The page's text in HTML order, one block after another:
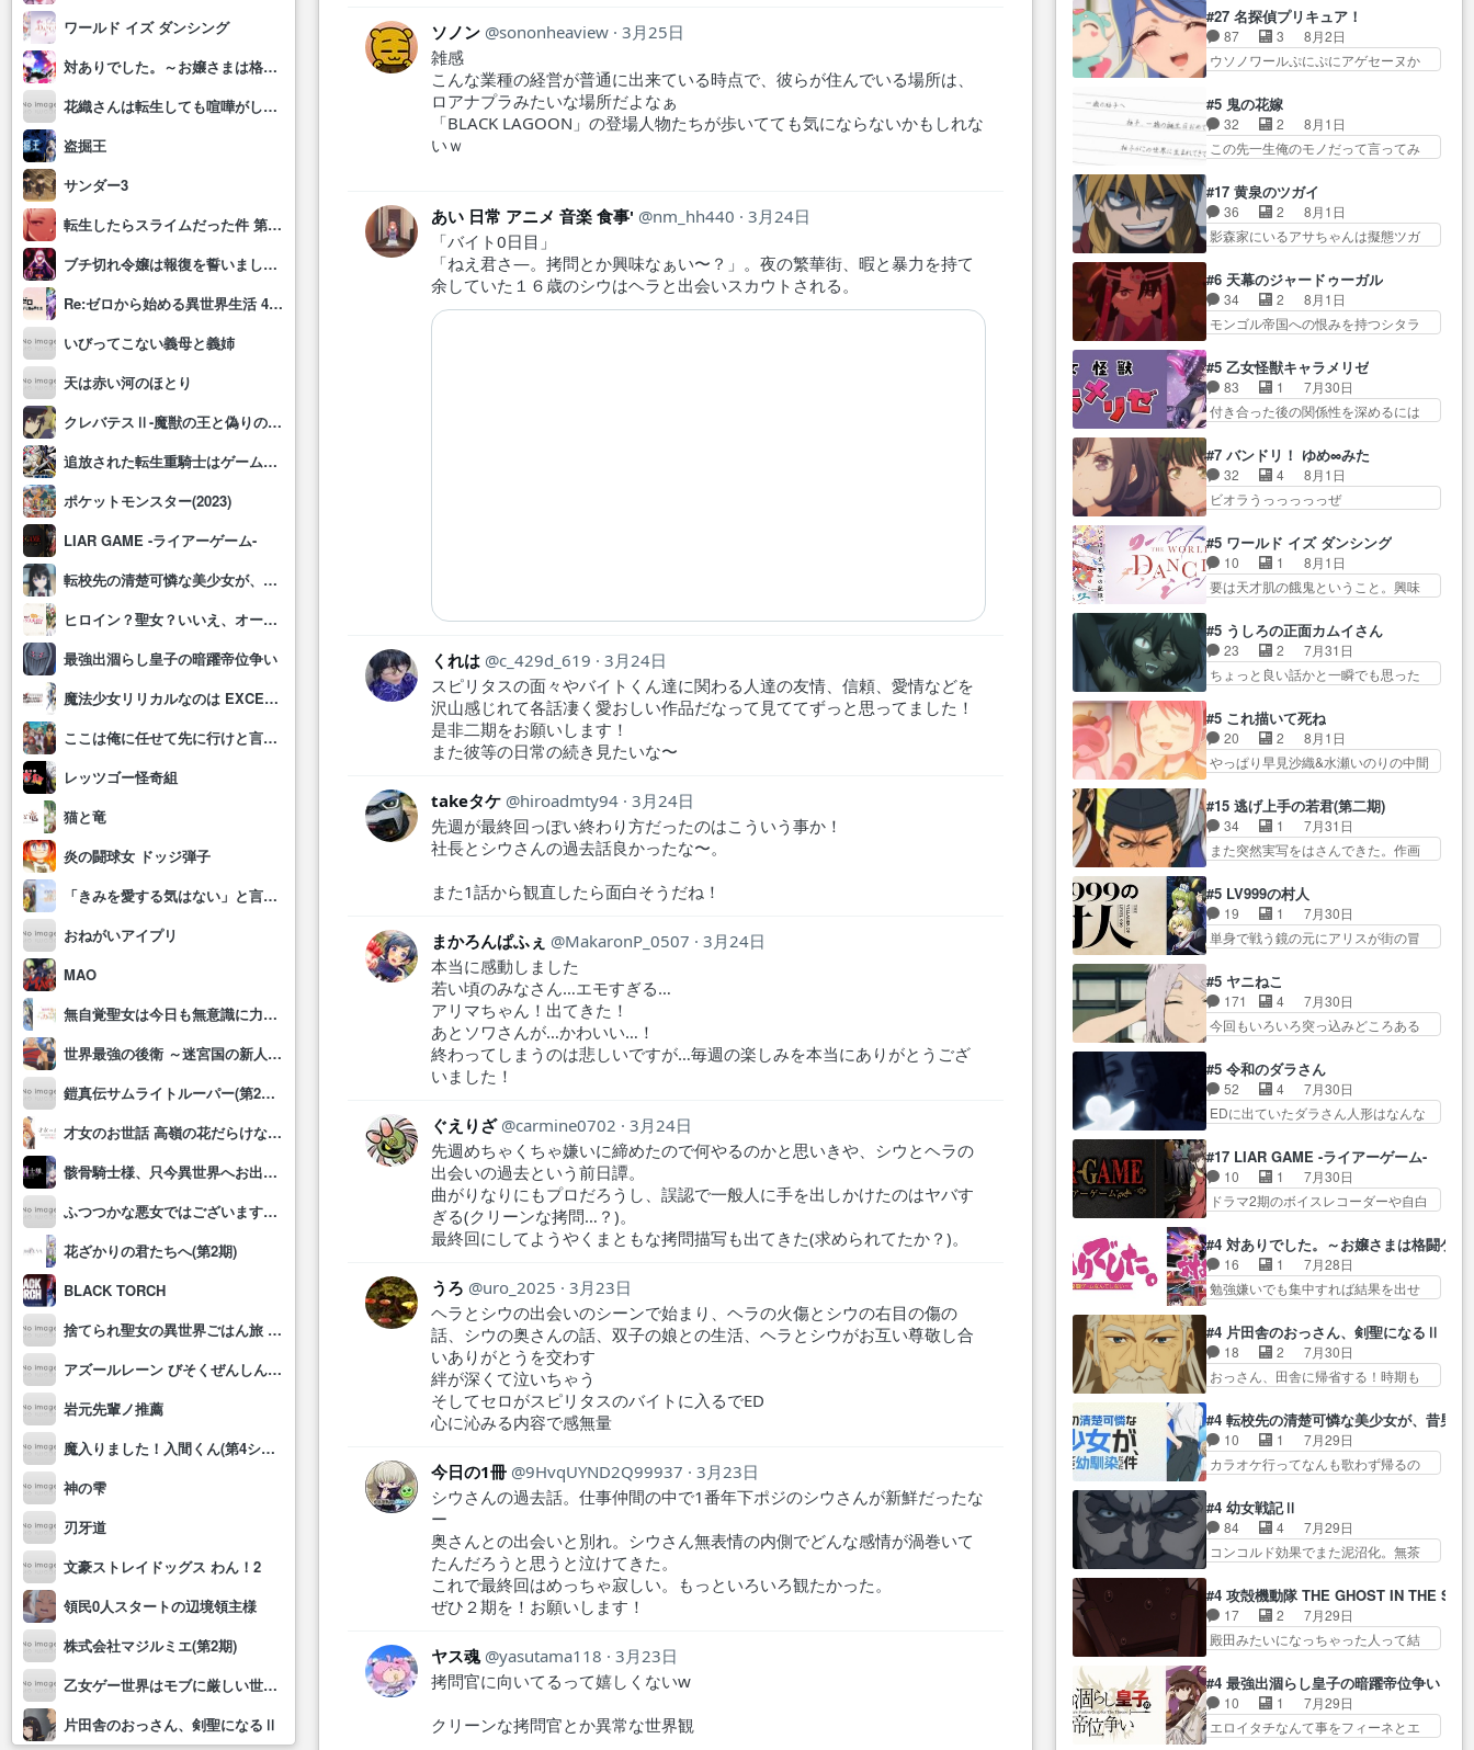
ワールド イズ ダンシング
対ありでした。～お嬢さまは格闘ゲームなんてしない～
花織さんは転生しても喧嘩がしたい
盗掘王
サンダー3
転生したらスライムだった件 第4期
ブチ切れ令嬢は報復を誓いました。 ～魔導書の力で祖国を叩き潰します～
Re:ゼロから始める異世界生活 4th season
いびってこない義母と義姉
天は赤い河のほとり
クレバテスⅡ-魔獣の王と偽りの勇者伝承-
追放された転生重騎士はゲーム知識で無双する
ポケットモンスター(2023)
LIAR GAME -ライアーゲーム-
転校先の清楚可憐な美少女が、昔男子と思って一緒に遊んだ幼馴染だった件
ヒロイン？聖女？いいえ、オールワークスメイドです(誇)！
最強出涸らし皇子の暗躍帝位争い
魔法少女リリカルなのは EXCEEDS Gun Blaze Vengeance
ここは俺に任せて先に行けと言ってから10年がたったら伝説になっていた。
レッツゴー怪奇組
猫と竜
炎の闘球女 ドッジ弾子
「きみを愛する気はない」と言った次期公爵様がなぜか溺愛してきます
おねがいアイプリ
MAO
無自覚聖女は今日も無意識に力を垂れ流す
世界最強の後衛 ～迷宮国の新人探索者～
鎧真伝サムライトルーパー(第2クール)
才女のお世話 高嶺の花だらけな名門校で、学院一のお嬢様(生活能力皆無)を陰ながらお世話することになりました
骸骨騎士様、只今異世界へお出掛け中Ⅱ
ふつつかな悪女ではございますが～雛宮蝶鼠とりかえ伝～
花ざかりの君たちへ(第2期)
BLACK TORCH
捨てられ聖女の異世界ごはん旅 隠れスキルでキャンピングカーを召喚しました
アズールレーン びそくぜんしんっ！にっ!!
岩元先輩ノ推薦
魔入りました！入間くん(第4シリーズ)
神の雫
刃牙道
文豪ストレイドッグス わん！2
領民0人スタートの辺境領主様
株式会社マジルミエ(第2期)
乙女ゲー世界はモブに厳しい世界です2
片田舎のおっさん、剣聖になるⅡ
ソノン sononheaview
3月25日
雑感
こんな業種の経営が普通に出来ている時点で、彼らが住んでいる場所は、
ロアナプラみたいな場所だよなぁ
「BLACK LAGOON」の登場人物たちが歩いてても気にならないかもしれな
いｗ
あい 日常 アニメ 音楽 食事' nm_hh440
3月24日
「バイト0日目」
「ねえ君さ―。拷問とか興味なぁい〜？」。夜の繁華街、暇と暴力を持て
余していた１６歳のシウはヘラと出会いスカウトされる。
くれは c_429d_619
3月24日
スピリタスの面々やバイトくん達に関わる人達の友情、信頼、愛情などを
沢山感じれて各話凄く愛おしい作品だなって見ててずっと思ってました！
是非二期をお願いします！
また彼等の日常の続き見たいな〜
takeタケ hiroadmty94
3月24日
先週が最終回っぽい終わり方だったのはこういう事か！
社長とシウさんの過去話良かったな〜。
また1話から観直したら面白そうだね！
まかろんぱふぇ MakaronP_0507
3月24日
本当に感動しました
若い頃のみなさん…エモすぎる…
アリマちゃん！出てきた！
あとソワさんが…かわいい…！
終わってしまうのは悲しいですが…毎週の楽しみを本当にありがとうござ
いました！
ぐえりざ carmine0702
3月24日
先週めちゃくちゃ嫌いに締めたので何やるのかと思いきや、シウとヘラの
出会いの過去という前日譚。
曲がりなりにもプロだろうし、誤認で一般人に手を出しかけたのはヤバす
ぎる(クリーンな拷問…？)。
最終回にしてようやくまともな拷問描写も出てきた(求められてたか？)。
うろ uro_2025
3月23日
ヘラとシウの出会いのシーンで始まり、ヘラの火傷とシウの右目の傷の
話、シウの奥さんの話、双子の娘との生活、ヘラとシウがお互い尊敬し合
いありがとうを交わす
絆が深くて泣いちゃう
そしてセロがスピリタスのバイトに入るでED
心に沁みる内容で感無量
今日の1冊 9HvqUYND2Q99937
3月23日
シウさんの過去話。仕事仲間の中で1番年下ポジのシウさんが新鮮だったな
ー
奥さんとの出会いと別れ。シウさん無表情の内側でどんな感情が渦巻いて
たんだろうと思うと泣けてきた。
これで最終回はめっちゃ寂しい。もっといろいろ観たかった。
ぜひ２期を！お願いします！
ヤス魂 yasutama118
3月23日
拷問官に向いてるって嬉しくないw
クリーンな拷問官とか異常な世界観
練習したい〟と言… 本当この作
品は「キャラ」を活かすのがう
ま… みずかちゃんの介入で双子
の仲にヒビが………
い… ララと茉里とで初のアルバ
イト。七転八倒し… 労働するプ
リンセスえらい。プリンセスの
べて、帰りにカメ… ララが働く
事でのてんやわんや。働いて大
変… 地道に働き人と関わる日々
の中に愛を見いだ…
たことなかったっけ！1… ってお
名前を見たんだけどあの中村大樹さ
ん… 糸ちゃんカッケー、色んな
意味でwゲームが… 姉から性的興
わ… テーマ：引きこもりの理由
感想は、久しぶり… 元ゲーマー
なので、はちゃめちゃ楽しく作
おかしいね(*´… 糸と源ははよ好
きおうとると言わんかい！引…
ショウくんと対等に話すためにゲー
ムをする…
#27 名探偵プリキュア！
87 3
8月2日
ウソノワールぷにぷにアゲセーヌか
争奪戦をやったと。… 記憶を取
り戻し正式に探偵事務所で働き始
め… ポワロ、元ネタを解説して
原作に誘導するの… くれあさん
ょ… ・急にクイズ番組が始まっ
たw・妖精ウソノ… るるかの助手
だった？今回が初めての探偵
レアさん探偵すぎ… 突然のポア
ロクイズは草なんよ。んで、あ
ん… 今回からついにくれあが探
偵事務所の仲間に…
#5 鬼の花嫁
32 2
8月1日
この先一生俺のモノだって言ってみ
ゼント………とは思っ… 玲夜さ
ん柚子に18年分の誕生日プレゼン
ト… 柚子は鬼龍院家から初めて
学校に通う事にな… プレゼント
レ… 玲夜さまサプライズの、こ
れまでの柚子ちゃ… 玲夜から柚
子へ17年分の誕生日&を未来に…
な… 梅原の人が18歳になるまで
の誕生プレゼン… なよなよした
男（cv石田彰）梅ちゃんがた…
#17 黄泉のツガイ
36 2
8月1日
影森家にいるアサちゃんは擬態ツガ
や気持ちを汲んで熱くな… 屋敷
にアサはいなかった逆にガブちゃん
はい… 影森の当主が際限なくツ
ガイを増やせるのに… 今回はも
怒… ユルと戦った時から伏線が
張られていたのが… しかしアサ
は、兄様に会いたいbotだと思…
アキオの… 色々とひっかけがあ
って、最終的に嫌な終わ… ゴン
ゾウが従える大量のツガイに何事か
と思…
#6 天幕のジャードゥーガル
34 2
8月1日
モンゴル帝国への恨みを持つシタラ
るのだけどいつの間にか… オゴ
タイの妃になってもその心は晴れ
ず、モ… ドレゲネの過去、宝石
だった彼女が人になり… ドレゲ
タ… 年上旦那が良い人でも、女
は宝石でただ笑っ… ダイルの儀
式の神々しさたるや。一気に空
情の言葉しか…シ… 奥様に悲し
い過去…萌え袖が可愛いね、と
思… ドレゲネとシタラ、2人だけ
の同盟が結成さ…
#5 乙女怪獣キャラメリゼ
83 1
7月30日
付き合った後の関係性を深めるには
コングなのいい味付けだ… ずっ
とメスってて何この可愛い生物。ク
ラス… 付き合い始めたら始めた
でまた違った悩みが… と一歩ず
の… ツインテールが可愛いお茶
目な妹ちゃんです… しかも過去
も重いんかいかつては自分に自
からかしらお顔が… 黒絵「怪獣
に憧れるのはいいけど自分自身
が… 素の自分はどちらなのかは
まだ不明だが見せ…
#7 バンドリ！ ゆめ∞みた
32 4
8月1日
ビオラうっっっっっぜ
ちゃん、僕っ子になってから取り戻
し… ビオラが悪魔すぎて気分が
悪くなってきたこ… 声優まとめ
ました(７話まで)仲町あられ/… ビ
wwwこ… 自信あれば評価なんて
気にしないし、充実し… ・バー
チャルだけど、みゅーたいぷ初ライ
たら歌唱シーン… の、らいぶシ
ーン＿!!­­--­­--­… それだけでええや
ん！！しかし、ビオラが仕…
#5 ワールド イズ ダンシング
10 1
8月1日
要は天才肌の餓鬼ということ。興味
かった？鬼夜叉が田楽の… 猿楽
の鬼夜叉と田楽の増次郎。小さない
ざこ… 着眼点は良くとも、先鋭
的すぎるのか。芸能… 鬼夜叉は
条… 観世座を離れ、三条坊門御
所で日々を送る鬼… 「お前(鬼夜
叉)が凄いのではなく客が凄い…
猫の動き… 登場人物の我が強
い。新しい獅子舞に拘って… 第
５話をprimevideoで視聴しまし…
#5 うしろの正面カムイさん
23 2
7月31日
ちょっと良い話かと一瞬でも思った
めてなかった？白雪碧さ… 今日
も1日お疲れ様でした～───昨晩～
今… 幼女に拾われたお市ちゃん
の恩返し。化け猫… 役にて出演
ン… トイ・ストーリーみたいな
始まり。流石に除… 猫相手にな
んでそんなに…と思ったらそう
化け猫は油が好物… 今回はあか
やし1体のみで15分。金持ちの…
今更だけど霊が性行為で祓えること
は何とな…
#5 これ描いて死ね
20 2
8月1日
やっぱり早見沙織&水瀬いのりの中間
とになってたんだっけ… 登場人
物が増えてわいわいしたところが好
き… 初コミティアで２０冊刷り
は妥当だよね。俺… 藤森さんの
が⋯… 〜漫画に「想い」をこめ
よう｣娘に漫画であ… 何回この作
品に泣かされるのだろう。光が
っていいなあ。同… コミティア
参加のしおりを徹夜で作る先生
(… お母さん、娘にあんな漫画描
かれたら泣いち…
#15 逃げ上手の若君(第二期)
34 1
7月31日
また突然実写をはさんできた。作画
る事と分かると水を得た… 30歳
まで童貞だと魔法使いになれるとい
う… こっちの諏訪の三大将もま
たクセが強いw色… 頼重が完全に
が… 弧次郎「欲を我慢して強く
なれるなら大飯食… 変化球な演
出も交えながらの状況説明が本
した！最終的に… この高らかな
DT宣言、合田一人に通じるも…
この作品は近年稀に見るおっさんキ
ャラの充…
#5 LV999の村人
19 1
7月30日
単身で戦う鏡の元にアリスが街の冒
に飲み込まれた転生者と… みん
なががんばってくれたアリスの父ち
ゃん… 成長限界が999である村人
と定めた上位存… 大規模バトル
り… やっぱり勇者より強かった
か笑統率力LV9… 普通の人間の親
子やーん総務課長と娘の女子…
の… そのために役割を超越する
者の出現させるた… アリスのお
陰で他の勇者達も共闘してくれ魔…
#5 ヤニねこ
171 4
7月30日
今回もいろいろ突っ込みどころある
の話が尋常じゃない雰囲… 妹子
ちゃんの恋愛話をしたり、タバコを
生産… ここうっすら思ったこと
ズバリ言ってくれて… おかし
配… ヤクねこのクワガタ取りの
話見て切なくなっ… 普段は選別
された4～600レスを2,30… 隠し
正… なんか今日はかなり一瞬で
終わっちまったっ… 先週と比べ
てまだまともに見えた。4話は過…
#5 令和のダラさん
52 4
7月30日
EDに出ていたダラさん人形はなんな
生まれた日』をダラさ… 陰惨な
過去がきっちり現代に継承されてい
る… ダラさんと姉弟の母との出
会いの話やはりダ… ダラさんの
人… 第５話感想：２人の過剰な
貢ぎ物?の礼とし… 第５話感想：
姉のお誕生会にダラさんを招
替わってるのね… こんなデカイ
のどうやって運ぶんだよ！？
姉… ダラさん、人型形態にもな
れるんか!?w髪…
#17 LIAR GAME -ライアーゲーム-
10 1
7月30日
ドラマ2期のボイスレコーダーや自白
をつくのが抜群に上手… 昼の国
の奴らも馬鹿が多いが、夜の国も同
じ… ご視聴ありがとうございま
した来週もよろし… 握った◯治
レ… ヨコヤの頭の回転の速さと
人間の心理を利用… 夜の国のヨ
コヤ支配がますますひどく……。
裁支配を強化、… やはりヨコヤ
いいですね。昼の国が勝てる
流… 役で出演いたしました。次
回も緊張が止まり…
#4 対ありでした。～お嬢さまは格闘ゲ
16 1
7月28日
勉強嫌いでも集中すれば結果を出せ
しむ４人。だが、期末試… どん
なゲームも相手が強すぎるとやる気
無く… テーマ：テスト勉強と大
会感想は、美緒がテ… すげーー
優… 深夜の格ゲー対戦よりテス
トの方がよっぽど… 真剣に授業
を受けて、夜は珠樹の部屋で格
勉強会！美緒ちゃ… 受験勉強と
戦闘の2択なら戦闘を選ぶ娘w
美… 勉強嫌いでバトルを選ぶっ
て、ひぐらしの沙…
#4 片田舎のおっさん、剣聖になるⅡ
18 2
7月30日
おっさん、田舎に帰省する！時期も
副団長、年長者が強い順… 底知
れない爺さんには夢が詰まってると
思う… クルニ、ヘンブリッツ、
ミュイと一緒におっ… 帰省、お
確… 父親から手紙が来た。サー
ベルボアの退治の… ここでヘン
ブリッツくんが同行するのが変
に・ベリルはミュ… おっさんの
親となるとお爺ちゃんだよね孫
扱… ・ベリル、実家に帰ること
に・ベリルはミュ…
#4 転校先の清楚可憐な美少女が、昔男
10 1
7月29日
カラオケ行ってなんも歌わず帰るの
めっちゃ可愛いぞ！！！… どう
やらあの女優さんが春希のお母さん
のよ… 春希ちゃん姫ちゃんに野
菜の子も凄え可愛い… 隼人くん
全… 第４話をU-NEXTで視聴しま
した。視聴… スマホを買うた
め、都心で待ち合わせをした…
だかん… いきなりシリアス展開
ぶち込んでくるじゃん… 春希の
家庭事情は複雑。食事とか隼人が親
身…
#4 幼女戦記Ⅱ
84 4
7月29日
コンコルド効果でまた泥沼化。無茶
自らが行う煙草と葉巻は… ブロ
グを更新しました!!宜しければ、是
非… 計画通りにはいかないね笑
やり遂げた(ほぼ… 今回もターニ
し… 白髪の男性が語った家族を
失った喪無感が、… 連邦に対し
て有利な講話条件を引き出すた
#4 攻殻機動隊 THE GHOST IN THE
17 2
7月29日
殿田みたいになっちゃった人って結
と思ってたら、トグサが… あの
見た目もうただのロボでしかないん
だよ… 俺らの汗拭きそりゃいや
だろwwバトー＆ト… イノセンス
#4 最強出涸らし皇子の暗躍帝位争い
10 1
7月29日
エロイタチなんて事をフィーネとエ